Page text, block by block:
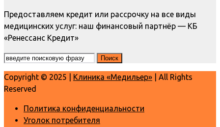
Предоставляем кредит или рассрочку на все виды
медицинских услуг: наш финансовый партнёр — КБ
«Ренессанс Кредит»
Copyright © 2025 | Клиника «Медильер» | All Rights
Reserved
Политика конфиденциальности
Уголок потребителя